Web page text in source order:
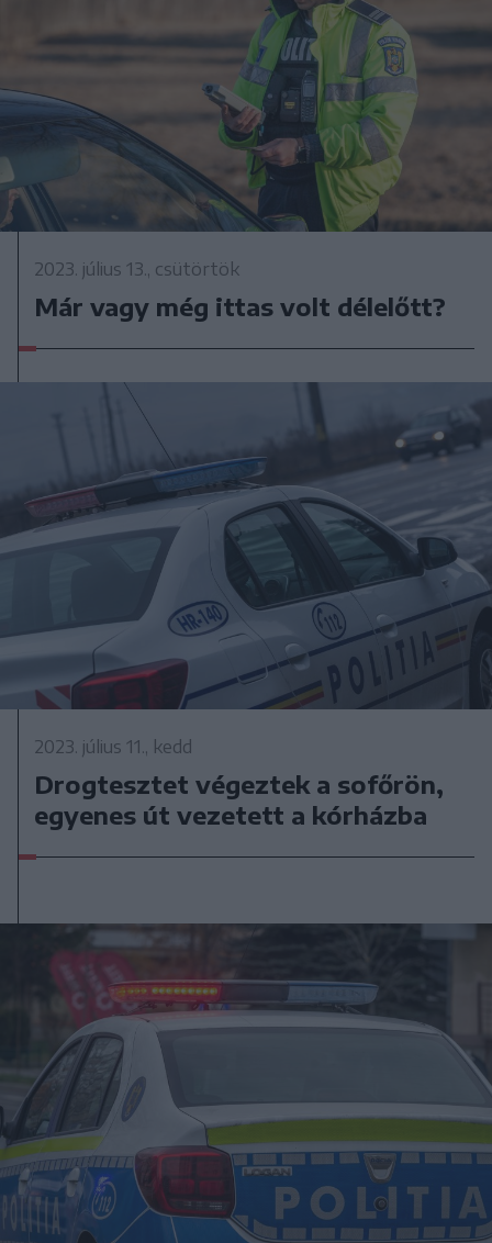
2023. július 13., csütörtök
Már vagy még ittas volt délelőtt?
2023. július 11., kedd
Drogtesztet végeztek a sofőrön,
egyenes út vezetett a kórházba